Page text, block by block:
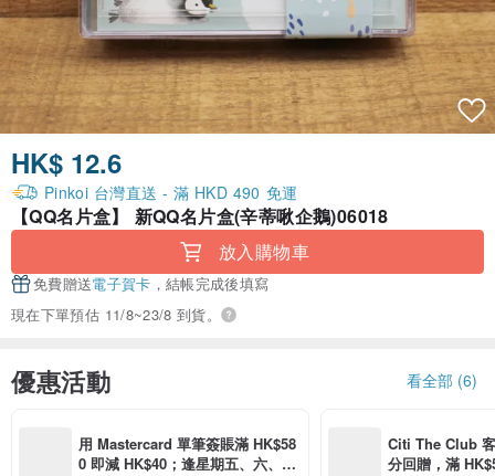
HK$ 12.6
Pinkoi 台灣直送 - 滿 HKD 490 免運
【QQ名片盒】 新QQ名片盒(辛蒂啾企鵝)06018
放入購物車
免費贈送電子賀卡 ，結帳完成後填寫
現在下單預估 11/8~23/8 到貨。
優惠活動 看全部 (6)
用 Mastercard 單筆簽賬滿 HK$58
0 即減 HK$40；逢星期五、六、日
Citi The Club
分回贈，滿